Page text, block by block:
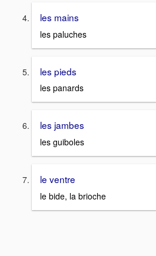
les mains
les paluches
les pieds
les panards
les jambes
les guiboles
le ventre
le bide, la brioche